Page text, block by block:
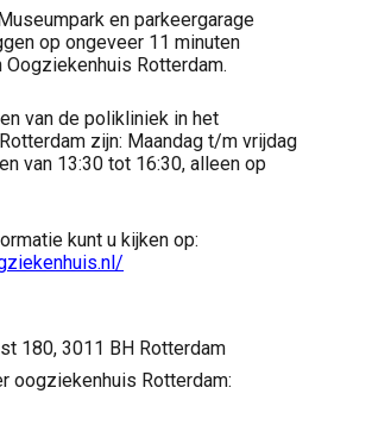
en parkeergarage
op ongeveer 11 minuten
Rotterdam.
van de polikliniek in het
zijn: Maandag t/m vrijdag
van 13:30 tot 16:30, alleen op
kunt u kijken op:
180, 3011 BH Rotterdam
oogziekenhuis Rotterdam: